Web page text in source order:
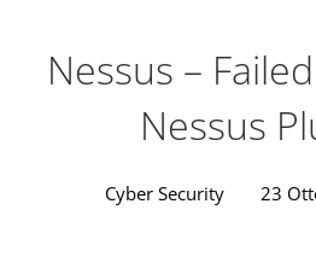
Nessus –
Nessus
Cyber Security 23